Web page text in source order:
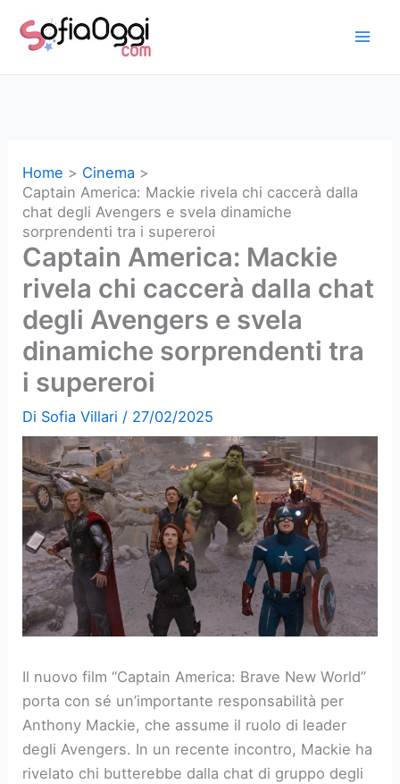
Home
Cinema
Captain America: Mackie rivela chi caccerà dalla
chat degli Avengers e svela dinamiche
sorprendenti tra i supereroi
Captain America: Mackie
rivela chi caccerà dalla chat
degli Avengers e svela
dinamiche sorprendenti tra
i supereroi
Di Sofia Villari / 27/02/2025
Il nuovo film “Captain America: Brave New World”
porta con sé un’importante responsabilità per
Anthony Mackie, che assume il ruolo di leader
degli Avengers. In un recente incontro, Mackie ha
rivelato chi butterebbe dalla chat di gruppo degli